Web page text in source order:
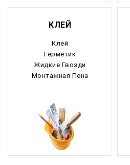
КЛЕЙ
Клей
Герметик
Жидкие Гвозди
Монтажная Пена